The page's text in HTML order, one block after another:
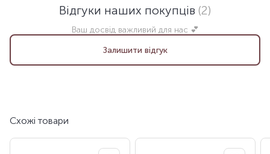
Відгуки наших покупців (2)
Ваш досвід важливий для нас 💕
Залишити відгук
Схожі товари